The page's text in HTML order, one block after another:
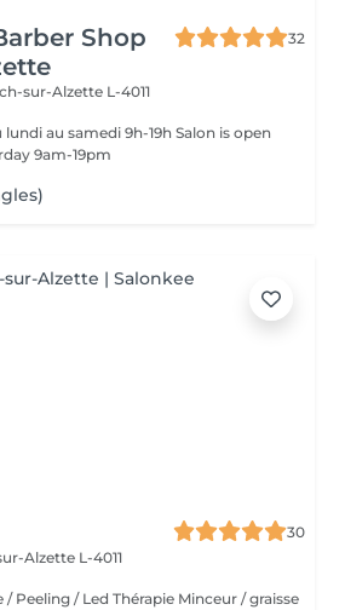
Shop
32
sur-Alzette L-4011
9h-19h Salon is open
9am-19pm
30
Alzette L-4011
/ Peeling / Led Thérapie Minceur / graisse